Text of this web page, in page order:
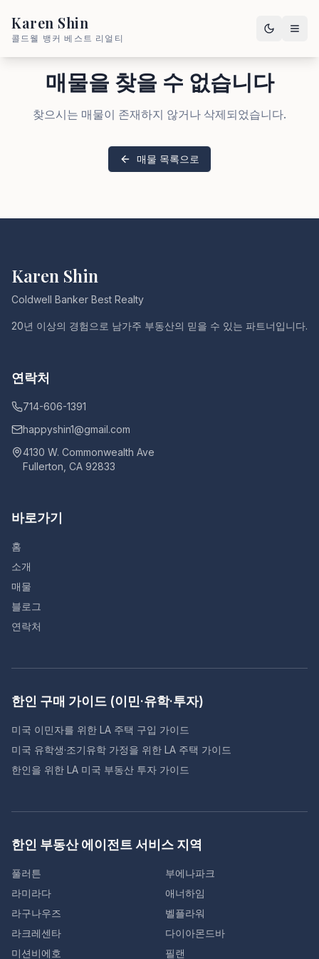
Karen Shin
콜드웰 뱅커 베스트 리얼티
매물을 찾을 수 없습니다
찾으시는 매물이 존재하지 않거나 삭제되었습니다.
매물 목록으로
Karen Shin
Coldwell Banker Best Realty
20년 이상의 경험으로 남가주 부동산의 믿을 수 있는 파트너입니다.
연락처
714-606-1391
happyshin1@gmail.com
4130 W. Commonwealth Ave
Fullerton, CA 92833
바로가기
홈
소개
매물
블로그
연락처
한인 구매 가이드 (이민·유학·투자)
미국 이민자를 위한 LA 주택 구입 가이드
미국 유학생·조기유학 가정을 위한 LA 주택 가이드
한인을 위한 LA 미국 부동산 투자 가이드
한인 부동산 에이전트 서비스 지역
풀러튼
부에나파크
라미라다
애너하임
라구나우즈
벨플라워
라크레센타
다이아몬드바
미션비에호
필랜